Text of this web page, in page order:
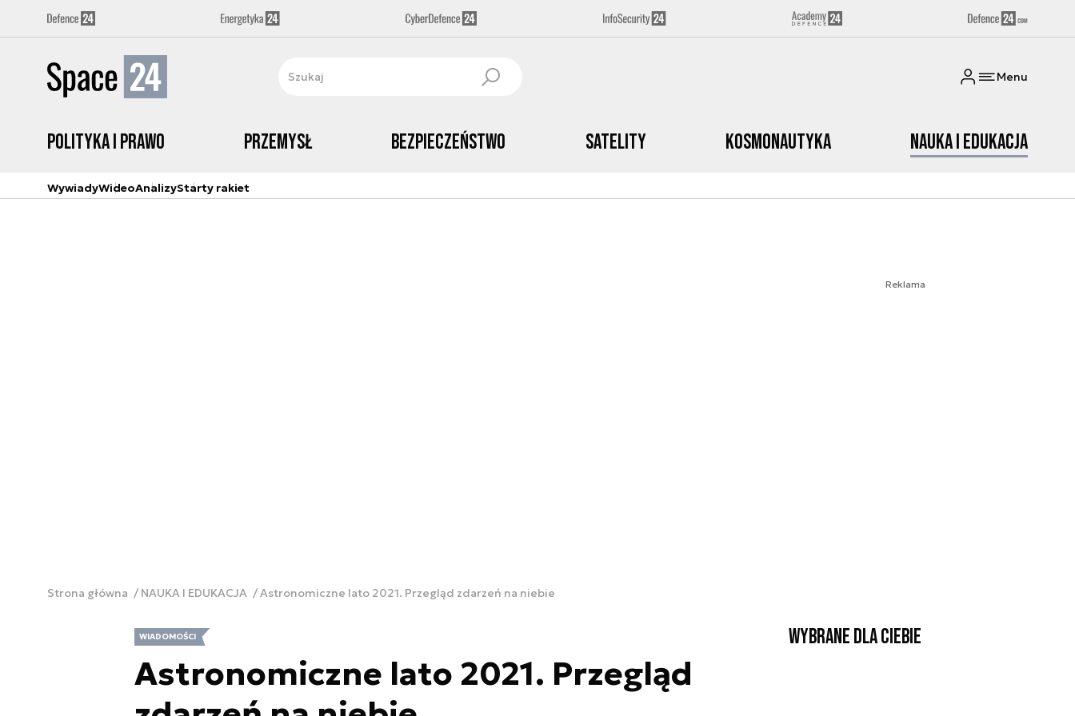
Menu
Polityka i prawo Przemysł Bezpieczeństwo Satelity Kosmonautyka Nauka i edukacja
WywiadyWideoAnalizyStarty rakiet
Reklama
Strona główna NAUKA I EDUKACJA Astronomiczne lato 2021. Przegląd zdarzeń na niebie
WIADOMOŚCI
Astronomiczne lato 2021. Przegląd
Wybrane dla Ciebie